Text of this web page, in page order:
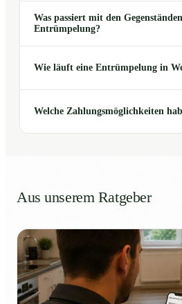
Was passiert mit den
Entrümpelung?
Wie läuft eine Entrümpelung in
Welche Zahlungsmöglichkeiten
Aus unserem Ratgeber